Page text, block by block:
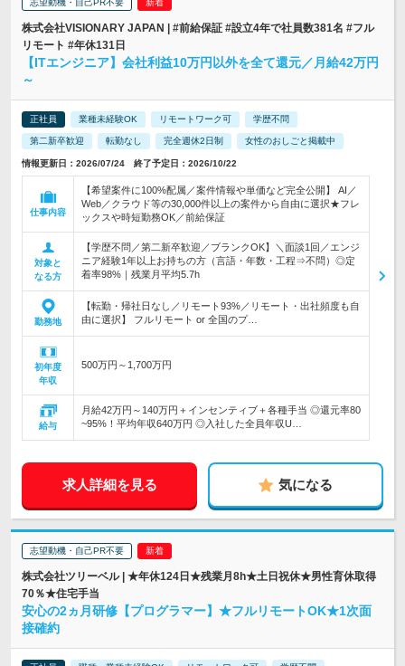
志望動機・自己PR不要
株式会社VISIONARY JAPAN | #前給保証 #設立4年で社員数381名 #フル
リモート #年休131日
【ITエンジニア】会社利益10万円以外を全て還元／月給42万円
～
正社員 業種未経験OK リモートワーク可 学歴不問
第二新卒歓迎 転勤なし 完全週休2日制 女性のおしごと掲載中
情報更新日：2026/07/24 終了予定日：2026/10/22
仕事内容
【希望案件に100%配属／案件情報や単価など完全公開】 AI／
Web／クラウド等の30,000件以上の案件から自由に選択★フレ
ックスや時短勤務OK／前給保証
対象と
なる方
【学歴不問／第二新卒歓迎／ブランクOK】＼面談1回／エンジ
ニア経験1年以上お持ちの方（言語・年数・工程⇒不問）◎定
着率98%｜残業月平均5.7h
勤務地
【転勤・帰社日なし／リモート93%／リモート・出社頻度も自
由に選択】 フルリモート or 全国のプ…
初年度
年収
500万円～1,700万円
給与
月給42万円～140万円＋インセンティブ＋各種手当 ◎還元率80
~95%！平均年収640万円 ◎入社した全員年収U…
求人詳細を見る 気になる
志望動機・自己PR不要
株式会社ツリーベル | ★年休124日★残業月8h★土日祝休★男性育休取得
70％★住宅手当
安心の2ヵ月研修【プログラマー】★フルリモートOK★1次面
接確約